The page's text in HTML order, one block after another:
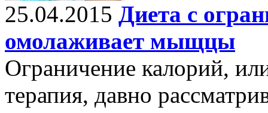
25.04.2015 Диета с
омолаживает мыщцы
Ограничение калорий,
терапия, давно